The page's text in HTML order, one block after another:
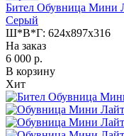
Бител Обувница Мини
Серый
Ш*В*Г: 624x897x316
На заказ
6 000 р.
В корзину
Хит